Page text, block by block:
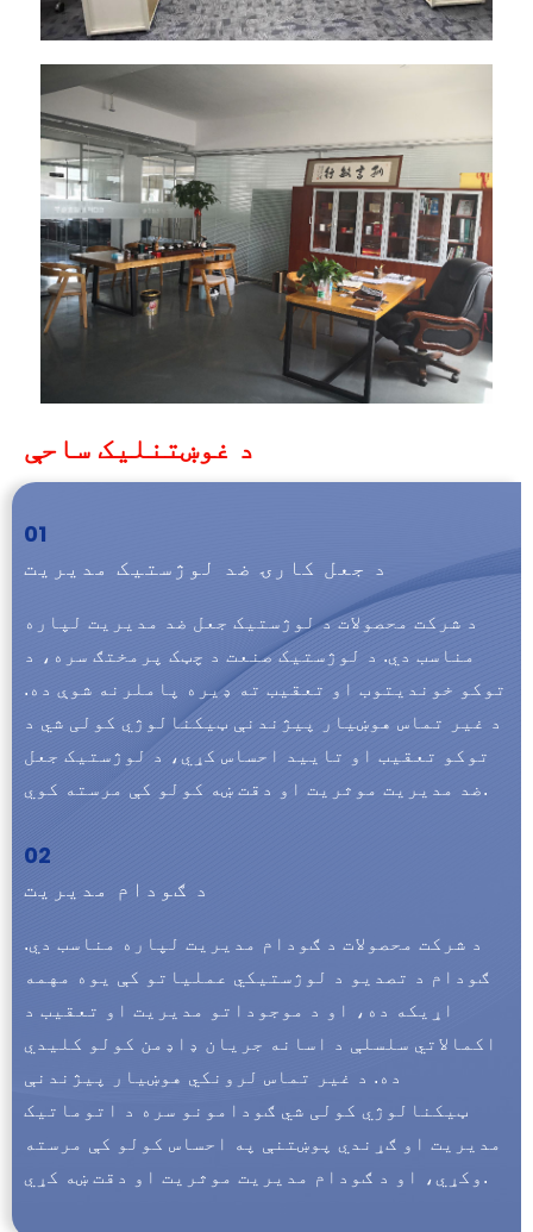
د غوښتنلیک ساحې
01
د جعل کارۍ ضد لوژستیک مدیریت
د شرکت محصولات د لوژستیک جعل ضد مدیریت لپاره
مناسب دي. د لوژستیک صنعت د چټک پرمختګ سره، د
توکو خوندیتوب او تعقیب ته ډیره پاملرنه شوې ده.
د غیر تماس هوښیار پیژندنې ټیکنالوژي کولی شي د
توکو تعقیب او تایید احساس کړي، د لوژستیک جعل
ضد مدیریت موثریت او دقت ښه کولو کې مرسته کوي.
02
د ګودام مدیریت
د شرکت محصولات د ګودام مدیریت لپاره مناسب دي.
ګودام د تصدیو د لوژستیکي عملیاتو کې یوه مهمه
اړیکه ده، او د موجوداتو مدیریت او تعقیب د
اکمالاتي سلسلې د اسانه جریان ډاډمن کولو کلیدي
ده. د غیر تماس لرونکي هوښیار پیژندنې
ټیکنالوژي کولی شي ګودامونو سره د اتوماتیک
مدیریت او ګړندي پوښتنې په احساس کولو کې مرسته
وکړي، او د ګودام مدیریت موثریت او دقت ښه کړي.